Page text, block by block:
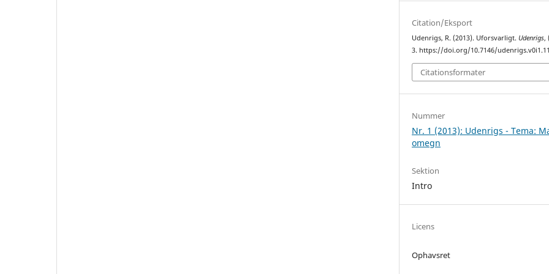
Citation/Eksport
Udenrigs, R. (2013). Uforsvarligt. Udenrigs,
3. https://doi.org/10.7146/
Citationsformater
Nummer
Nr. 1 (2013): Udenrigs - Tema:
omegn
Sektion
Intro
Licens
Ophavsret